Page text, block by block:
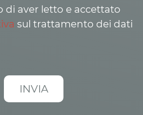
di aver letto e accettato
sul trattamento dei dati